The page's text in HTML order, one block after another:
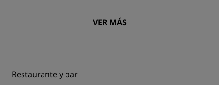
VER MÁS
Restaurante y bar